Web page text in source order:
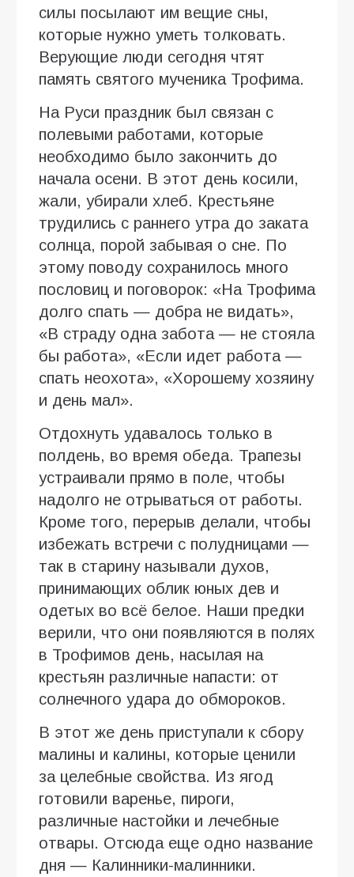
силы посылают им вещие сны,
которые нужно уметь толковать.
Верующие люди сегодня чтят
память святого мученика Трофима.
На Руси праздник был связан с
полевыми работами, которые
необходимо было закончить до
начала осени. В этот день косили,
жали, убирали хлеб. Крестьяне
трудились с раннего утра до заката
солнца, порой забывая о сне. По
этому поводу сохранилось много
пословиц и поговорок: «На Трофима
долго спать — добра не видать»,
«В страду одна забота — не стояла
бы работа», «Если идет работа —
спать неохота», «Хорошему хозяину
и день мал».
Отдохнуть удавалось только в
полдень, во время обеда. Трапезы
устраивали прямо в поле, чтобы
надолго не отрываться от работы.
Кроме того, перерыв делали, чтобы
избежать встречи с полудницами —
так в старину называли духов,
принимающих облик юных дев и
одетых во всё белое. Наши предки
верили, что они появляются в полях
в Трофимов день, насылая на
крестьян различные напасти: от
солнечного удара до обмороков.
В этот же день приступали к сбору
малины и калины, которые ценили
за целебные свойства. Из ягод
готовили варенье, пироги,
различные настойки и лечебные
отвары. Отсюда еще одно название
дня — Калинники-малинники.